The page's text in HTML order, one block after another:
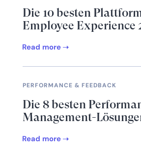
Die 10 besten
Employee Experience
Read more
PERFORMANCE & FEEDBACK
Die 8 besten
Management-
Read more